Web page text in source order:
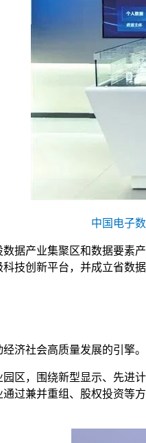
中国电子
据产业集聚区和数据要素
技创新平台，并成立省数
济社会高质量发展的引擎。
园区，围绕新型显示、先
过兼并重组、股权投资等